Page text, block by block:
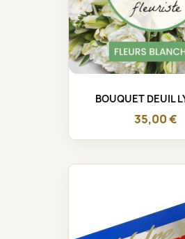
BOUQUET DEUIL
35,00 €